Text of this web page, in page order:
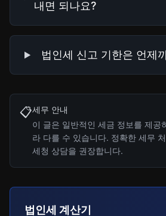
내면 되나요?
법인세 신고 기한은 언제
📋세무 안내
이 글은 일반적인 세금 정보를 제공
라 다를 수 있습니다. 정확한 세무
세청 상담을 권장합니다.
법인세 계산기